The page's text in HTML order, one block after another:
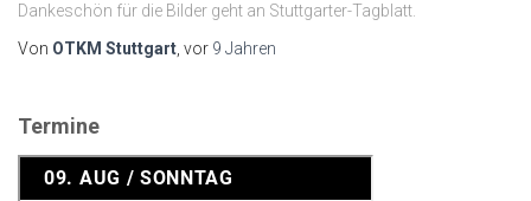
Dankeschön für die Bilder geht an Stuttgarter-Tagblatt.
Von OTKM Stuttgart , vor 9 Jahren
Termine